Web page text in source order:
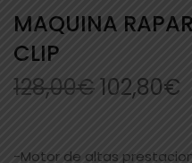
MAQUINA
CLIP
128,00€102,80€
-Motor de altas